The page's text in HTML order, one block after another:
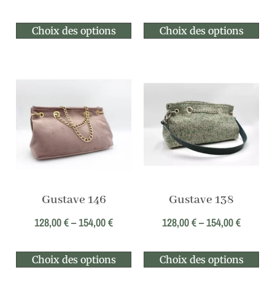
Choix des options Choix des options
Gustave 146
128,00€–154,00€
Choix des options
Gustave 138
128,00€–154,00€
Choix des options